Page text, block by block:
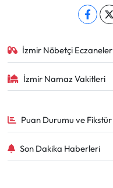
İzmir Nöbetçi Eczaneler
İzmir Namaz Vakitleri
Puan Durumu ve Fikstür
Son Dakika Haberleri